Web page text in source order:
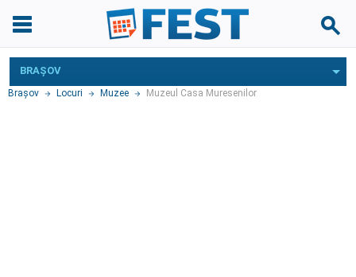
BRAŞOV
Braşov Locuri Muzee Muzeul Casa Muresenilor